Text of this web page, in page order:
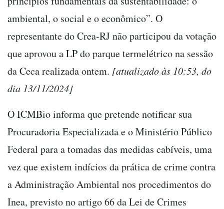
ambiental, o social e o econômico”. O
representante do Crea-RJ não participou da votação
que aprovou a LP do parque termelétrico na sessão
da Ceca realizada ontem. [atualizado às 10:53, do
dia 13/11/2024]
O ICMBio informa que pretende notificar sua
Procuradoria Especializada e o Ministério Público
Federal para a tomadas das medidas cabíveis, uma
vez que existem indícios da prática de crime contra
a Administração Ambiental nos procedimentos do
Inea, previsto no artigo 66 da Lei de Crimes